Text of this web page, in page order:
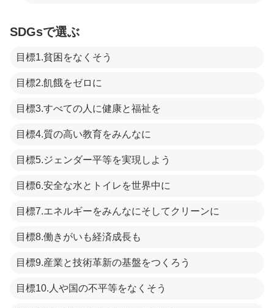
SDGsで選ぶ
目標1.貧困をなくそう
目標2.飢餓をゼロに
目標3.すべての人に健康と福祉を
目標4.質の高い教育をみんなに
目標5.ジェンダー平等を実現しよう
目標6.安全な水とトイレを世界中に
目標7.エネルギーをみんなにそしてクリーンに
目標8.働きがいも経済成長も
目標9.産業と技術革新の基盤をつくろう
目標10.人や国の不平等をなくそう